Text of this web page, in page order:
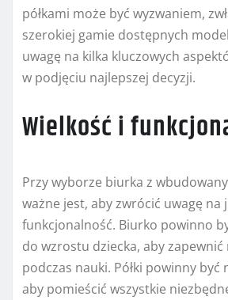
półkami może być wyzwaniem,
szerokiej gamie dostępnych
uwagę na kilka kluczowych
w podjęciu najlepszej decyzji.
Wielkość i
Przy wyborze biurka z
ważne jest, aby zwrócić uwagę na
funkcjonalność. Biurko powinno
do wzrostu dziecka, aby
podczas nauki. Półki powinny być
aby pomieścić wszystkie